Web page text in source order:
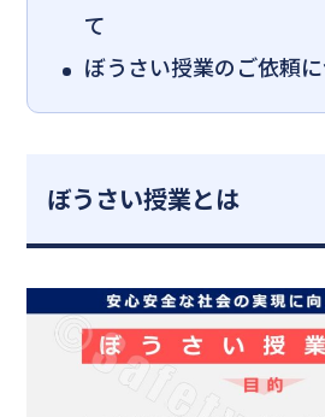
て
ぼうさい授業のご依頼
ぼうさい授業とは